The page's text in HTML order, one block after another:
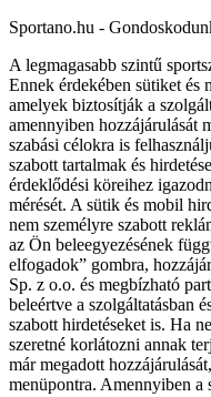
Sportano.hu -
A legmagasabb szintű
Ennek érdekében sütiket és
amelyek biztosítják a
amennyiben hozzájárulását
szabási célokra is
szabott tartalmak és
érdeklődési köreihez
mérését. A sütik és mobil
nem személyre szabott
az Ön beleegyezésének
elfogadok” gombra,
Sp. z o.o. és megbízható
beleértve a szolgáltatásban
szabott hirdetéseket is. Ha
szeretné korlátozni annak
már megadott
menüpontra. Amennyiben a